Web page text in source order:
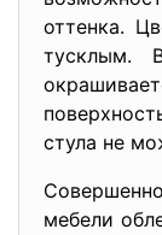
оттенка.
тусклым.
стула не
мебели